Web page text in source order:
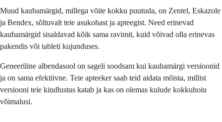
Muud kaubamärgid, millega võite kokku puutuda, on Zentel, Eskazole
ja Bendex, sõltuvalt teie asukohast ja apteegist. Need erinevad
kaubamärgid sisaldavad kõik sama ravimit, kuid võivad olla erinevas
pakendis või tableti kujunduses.
Geneeriline albendasool on sageli soodsam kui kaubamärgi versioonid
ja on sama efektiivne. Teie apteeker saab teid aidata mõista, millist
versiooni teie kindlustus katab ja kas on olemas kulude kokkuhoiu
võimalusi.